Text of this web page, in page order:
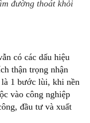
đường thoát khỏi
có các dấu hiệu
thận trọng nhận
là 1 bước lùi, khi nền
vào công nghiệp
đầu tư và xuất